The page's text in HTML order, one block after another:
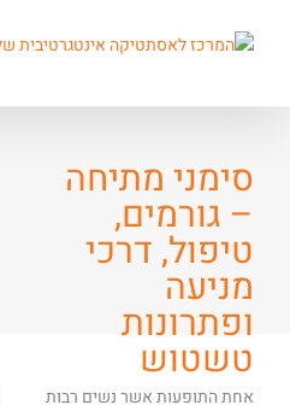
סימני מתיחה
– גורמים,
טיפול, דרכי
מניעה
ופתרונות
טשטוש
אחת התופעות אשר נשים רבות